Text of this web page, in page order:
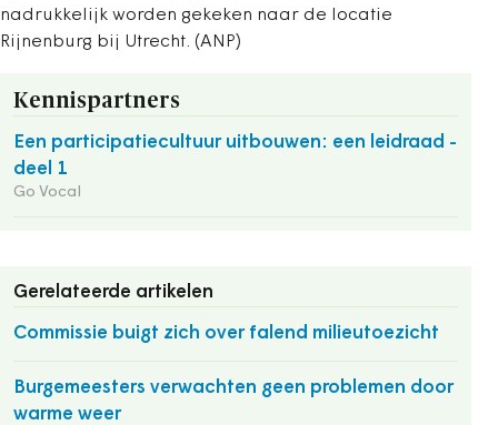
nadrukkelijk worden gekeken naar de locatie
Rijnenburg bij Utrecht. (ANP)
Kennispartners
Een participatiecultuur uitbouwen: een leidraad -
deel 1
Go Vocal
Gerelateerde artikelen
Commissie buigt zich over falend milieutoezicht
Burgemeesters verwachten geen problemen door
warme weer